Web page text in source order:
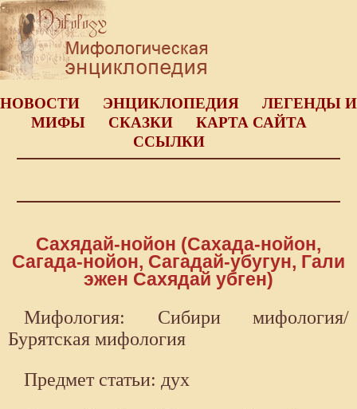
НОВОСТИ ЭНЦИКЛОПЕДИЯ
ЛЕГЕНДЫ И
МИФЫ
СКАЗКИ
КАРТА САЙТА
ССЫЛКИ
Сахядай-нойон (Сахада-нойон,
Сагада-нойон, Сагадай-убугун, Гали
эжен Сахядай убген)
Мифология: Сибири мифология/
Бурятская мифология
Предмет статьи: дух